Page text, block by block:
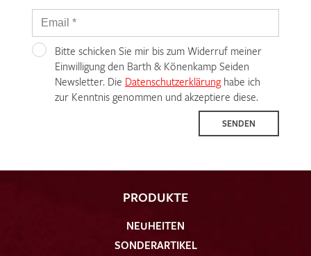
Bitte schicken Sie mir bis zum Widerruf meiner
Einwilligung den Barth & Könenkamp Seiden
Newsletter. Die Datenschutzerklärunghabe ich
zur Kenntnis genommen und akzeptiere diese.
SENDEN
PRODUKTE
NEUHEITEN
SONDERARTIKEL